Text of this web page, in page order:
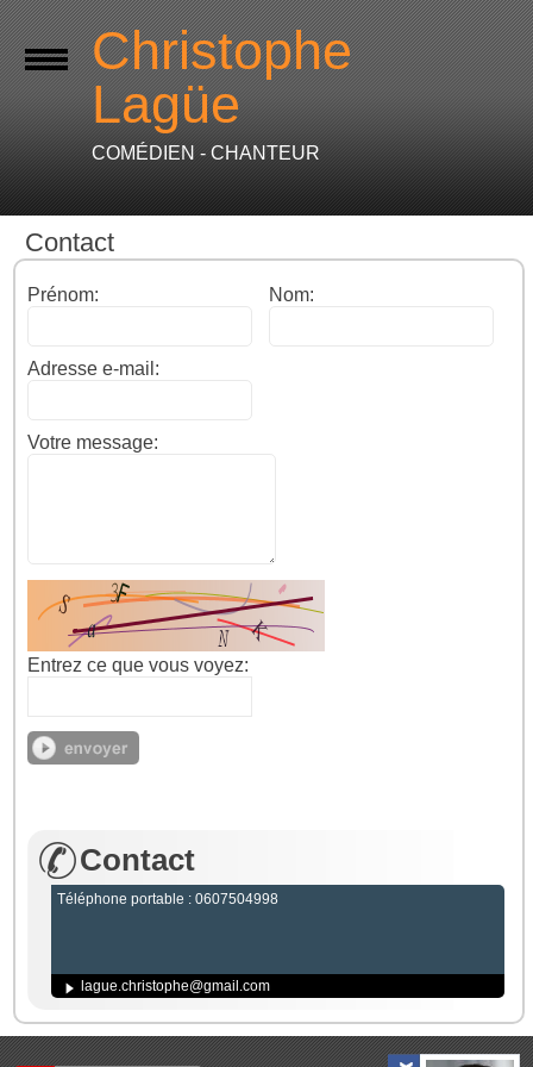
Christophe
Lagüe
COMÉDIEN - CHANTEUR
Contact
Prénom: Nom:
Adresse e-mail:
Votre message:
Entrez ce que vous voyez:
Contact
Téléphone portable : 0607504998
lague.christophe@gmail.com